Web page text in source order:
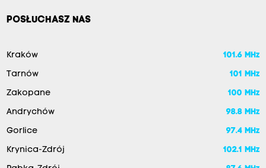
POSŁUCHASZ NAS
Kraków 101.6 MHz
Tarnów 101 MHz
Zakopane 100 MHz
Andrychów 98.8 MHz
Gorlice 97.4 MHz
Krynica-Zdrój 102.1 MHz